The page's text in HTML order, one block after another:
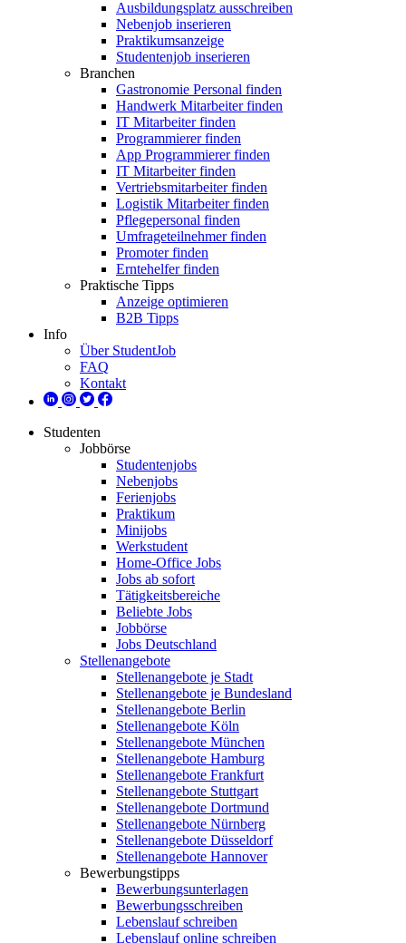
Ausbildungsplatz ausschreiben
Nebenjob inserieren
Praktikumsanzeige
Studentenjob inserieren
Branchen
Gastronomie Personal finden
Handwerk Mitarbeiter finden
IT Mitarbeiter finden
Programmierer finden
App Programmierer finden
IT Mitarbeiter finden
Vertriebsmitarbeiter finden
Logistik Mitarbeiter finden
Pflegepersonal finden
Umfrageteilnehmer finden
Promoter finden
Erntehelfer finden
Praktische Tipps
Anzeige optimieren
B2B Tipps
Info
Über StudentJob
FAQ
Kontakt
Studenten
Jobbörse
Studentenjobs
Nebenjobs
Ferienjobs
Praktikum
Minijobs
Werkstudent
Home-Office Jobs
Jobs ab sofort
Tätigkeitsbereiche
Beliebte Jobs
Jobbörse
Jobs Deutschland
Stellenangebote
Stellenangebote je Stadt
Stellenangebote je Bundesland
Stellenangebote Berlin
Stellenangebote Köln
Stellenangebote München
Stellenangebote Hamburg
Stellenangebote Frankfurt
Stellenangebote Stuttgart
Stellenangebote Dortmund
Stellenangebote Nürnberg
Stellenangebote Düsseldorf
Stellenangebote Hannover
Bewerbungstipps
Bewerbungsunterlagen
Bewerbungsschreiben
Lebenslauf schreiben
Lebenslauf online schreiben